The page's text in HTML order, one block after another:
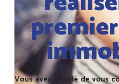
Vous avez décidé de vous